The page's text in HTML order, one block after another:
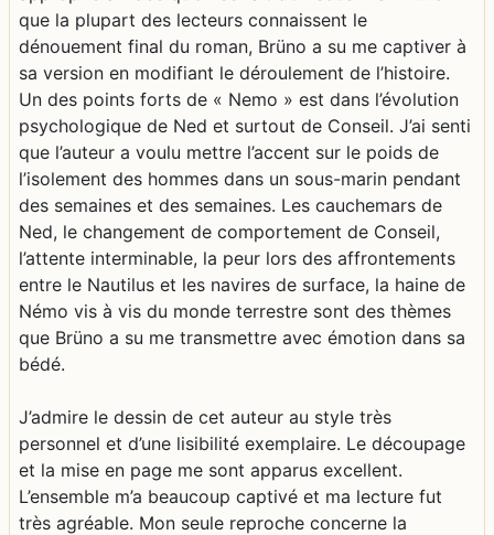
que la plupart des lecteurs connaissent le
dénouement final du roman, Brüno a su me captiver à
sa version en modifiant le déroulement de l’histoire.
Un des points forts de « Nemo » est dans l’évolution
psychologique de Ned et surtout de Conseil. J’ai senti
que l’auteur a voulu mettre l’accent sur le poids de
l’isolement des hommes dans un sous-marin pendant
des semaines et des semaines. Les cauchemars de
Ned, le changement de comportement de Conseil,
l’attente interminable, la peur lors des affrontements
entre le Nautilus et les navires de surface, la haine de
Némo vis à vis du monde terrestre sont des thèmes
que Brüno a su me transmettre avec émotion dans sa
bédé.
J’admire le dessin de cet auteur au style très
personnel et d’une lisibilité exemplaire. Le découpage
et la mise en page me sont apparus excellent.
L’ensemble m’a beaucoup captivé et ma lecture fut
très agréable. Mon seule reproche concerne la